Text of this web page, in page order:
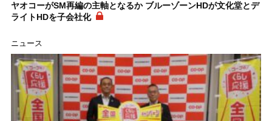
ヤオコーがSM再編の主軸となるか ブルーゾーンHDが文化堂とデ
ライトHDを子会社化
ニュース